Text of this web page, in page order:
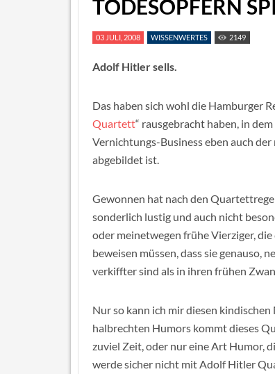
TODESOPFERN
03 JULI, 2008 WISSENWERTES 2149
Adolf Hitler sells.
Das haben sich wohl die Hamburger
Quartett“ rausgebracht haben, in
Vernichtungs-Business eben auch
abgebildet ist.
Gewonnen hat nach den
sonderlich lustig und auch nicht
oder meinetwegen frühe Vierziger,
beweisen müssen, dass sie genauso,
verkiffter sind als in ihren frühen
Nur so kann ich mir diesen
halbrechten Humors kommt dieses
zuviel Zeit, oder nur eine Art Humor,
werde sicher nicht mit Adolf Hitler